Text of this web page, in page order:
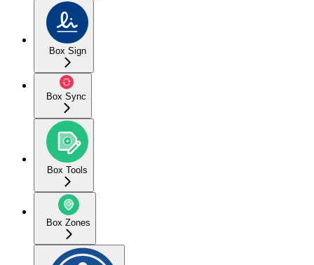
Box Sign
Box Sync
Box Tools
Box Zones